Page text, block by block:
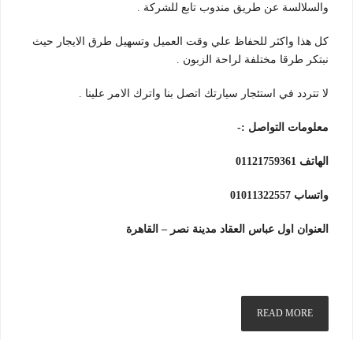
والسلالسة عن طريق مندوب تابع للشركة .
كل هذا واكثر للحفاظ علي وقت العميل وتسهيل طرق الايجار حيث
نبتكر طرقا مختلفة لراحة الزبون .
لا تتردد في استئجار سيارتك اتصل بنا واترك الامر علينا .
معلومات التواصل :-
الهاتف 01121759361
واتساب 01011322557
العنوان اول عباس العقاد مدينة نصر – القاهرة
READ MORE